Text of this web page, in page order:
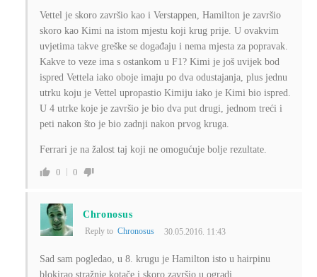
Vettel je skoro završio kao i Verstappen, Hamilton je završio
skoro kao Kimi na istom mjestu koji krug prije. U ovakvim
uvjetima takve greške se događaju i nema mjesta za popravak.
Kakve to veze ima s ostankom u F1? Kimi je još uvijek bod
ispred Vettela iako oboje imaju po dva odustajanja, plus jednu
utrku koju je Vettel upropastio Kimiju iako je Kimi bio ispred.
U 4 utrke koje je završio je bio dva put drugi, jednom treći i
peti nakon što je bio zadnji nakon prvog kruga.
Ferrari je na žalost taj koji ne omogućuje bolje rezultate.
0 0
Chronosus
Reply to Chronosus 30.05.2016. 11:43
Sad sam pogledao, u 8. krugu je Hamilton isto u hairpinu
blokirao stražnje kotače i skoro završio u ogradi.